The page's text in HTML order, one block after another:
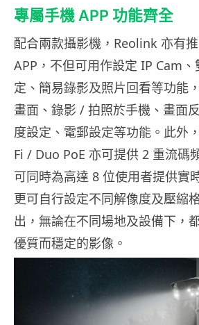
專屬手機 APP 功能齊全
配合兩款攝影機，Reolink 亦有
APP，不但可用作設定 IP Cam
定、簡易錄影及照片回看等功能
畫面、錄影 / 拍照於手機、畫面
度設定、電郵設定等功能。此外
Fi / Duo PoE 亦可提供 2 重流碼
可同時為高達 8 位使用者提供實
更可自行設定不同解像度及壓縮
出，無論在不同場地及設備下，
優質而穩定的影像。